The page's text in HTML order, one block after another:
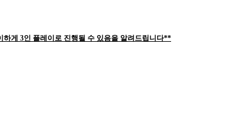
게 3인 플레이로 진행될 수 있음을 알려드립니다**